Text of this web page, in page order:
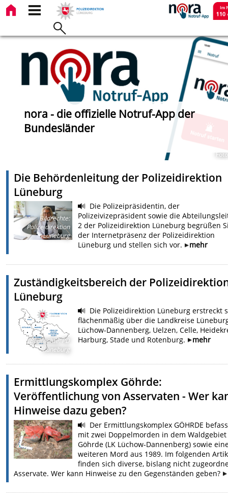
nora - die offizielle Notruf-App der
Bundesländer
Die Behördenleitung der Polizeidirektion
Lüneburg
Bildrechte:
Polizeidirektion
Lüneburg
Die Polizeipräsidentin, der
Polizeivizepräsident sowie die
2 der Polizeidirektion Lüneburg begrüßen
der Internetpräsenz der Polizeidirektion
Lüneburg und stellen sich vor.
mehr
Zuständigkeitsbereich der
Lüneburg
Bildrechte:PD
Lüneburg
Die Polizeidirektion Lüneburg erstreckt
flächenmäßig über die Landkreise
Lüchow-Dannenberg, Uelzen, Celle,
Harburg, Stade und Rotenburg.
mehr
Ermittlungskomplex Göhrde:
Veröffentlichung von Asservaten - Wer
Hinweise dazu geben?
Der Ermittlungskomplex GÖHRDE
mit zwei Doppelmorden in dem Waldgebiet
Göhrde (LK Lüchow-Dannenberg) sowie
weiteren Mord aus 1989. Im folgenden
finden sich diverse, bislang nicht
Asservate. Wer kann Hinweise zu den Gegenständen geben?